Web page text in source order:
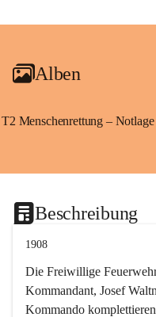
Alben
Beschreibung
1908
Die Freiwillige
Kommandant, Josef
Kommando